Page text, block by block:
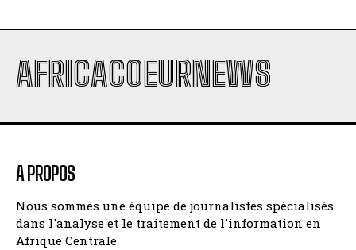
AFRICACOEURNEWS
A PROPOS
Nous sommes une équipe de journalistes spécialisés
dans l'analyse et le traitement de l'information en
Afrique Centrale